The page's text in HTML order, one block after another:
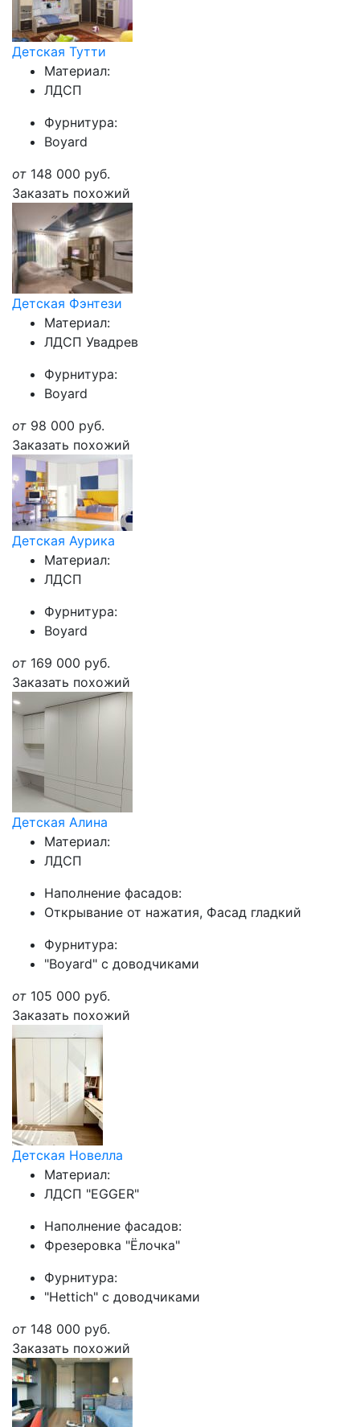
Детская Тутти
Материал:
ЛДСП
Фурнитура:
Boyard
от 148 000 руб.
Заказать похожий
Детская Фэнтези
Материал:
ЛДСП Увадрев
Фурнитура:
Boyard
от 98 000 руб.
Заказать похожий
Детская Аурика
Материал:
ЛДСП
Фурнитура:
Boyard
от 169 000 руб.
Заказать похожий
Детская Алина
Материал:
ЛДСП
Наполнение фасадов:
Открывание от нажатия, Фасад гладкий
Фурнитура:
"Boyard" с доводчиками
от 105 000 руб.
Заказать похожий
Детская Новелла
Материал:
ЛДСП "EGGER"
Наполнение фасадов:
Фрезеровка "Ёлочка"
Фурнитура:
"Hettich" с доводчиками
от 148 000 руб.
Заказать похожий